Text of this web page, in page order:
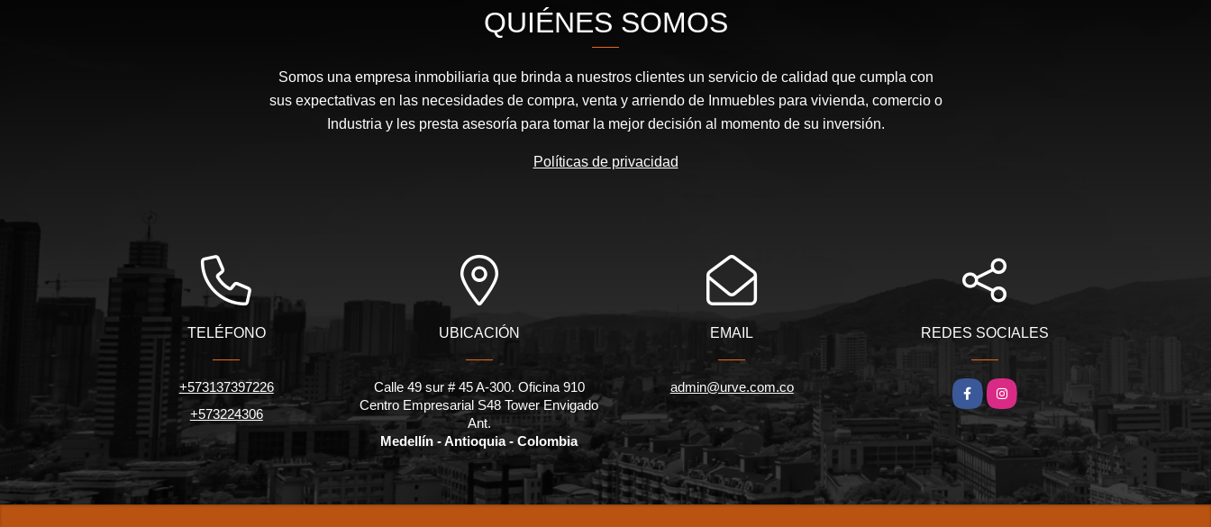
QUIÉNES SOMOS
Somos una empresa inmobiliaria que brinda a nuestros clientes un servicio de calidad que cumpla con
sus expectativas en las necesidades de compra, venta y arriendo de Inmuebles para vivienda, comercio o
Industria y les presta asesoría para tomar la mejor decisión al momento de su inversión.
Políticas de privacidad
TELÉFONO
+573137397226
+573224306
UBICACIÓN
Calle 49 sur # 45 A-300. Oficina 910
Centro Empresarial S48 Tower Envigado
Ant.
Medellín - Antioquia - Colombia
EMAIL
admin@urve.com.co
REDES SOCIALES
Facebook
Instagram